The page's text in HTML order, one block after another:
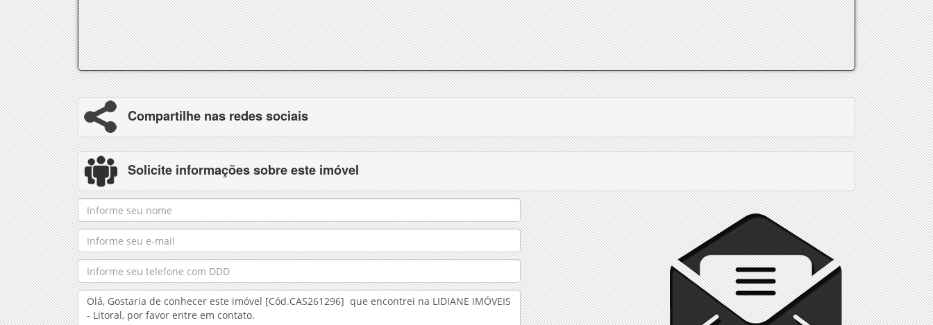
Compartilhe nas redes sociais
Solicite informações sobre este imóvel